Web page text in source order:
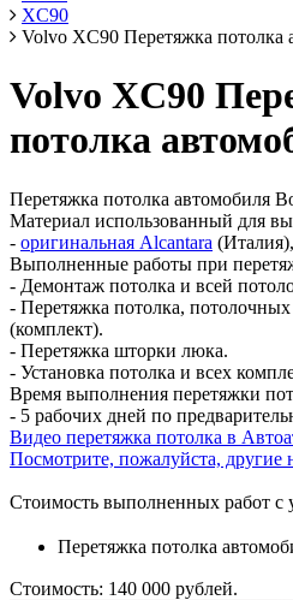
XC90
Volvo XC90 Перетяжка потолка
Volvo XC90
потолка
Перетяжка потолка автомобиля
Материал использованный для
- оригинальная Alcantara
Выполненные работы при
- Демонтаж потолка и всей
- Перетяжка потолка, потолочных
(комплект).
- Перетяжка шторки люка.
- Установка потолка и всех
Время выполнения перетяжки
- 5 рабочих дней по
Видео перетяжка потолка в
Посмотрите, пожалуйста, другие
Стоимость выполненных работ с
Перетяжка потолка
Стоимость: 140 000 рублей.